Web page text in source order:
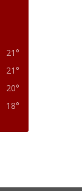
21°
21°
20°
18°